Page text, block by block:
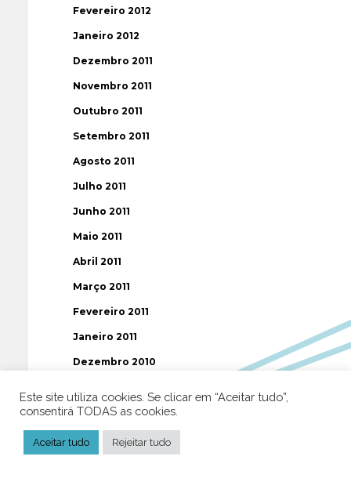
Fevereiro 2012
Janeiro 2012
Dezembro 2011
Novembro 2011
Outubro 2011
Setembro 2011
Agosto 2011
Julho 2011
Junho 2011
Maio 2011
Abril 2011
Março 2011
Fevereiro 2011
Janeiro 2011
Dezembro 2010
Outubro 2010
Setembro 2010
Este site utiliza cookies. Se clicar em “Aceitar tudo”,
consentirá TODAS as cookies.
Aceitar tudo Rejeitar tudo